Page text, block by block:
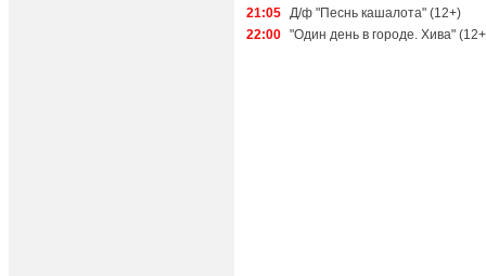
21:05 Д/ф "Песнь кашалота" (12+)
22:00 "Один день в городе. Хива"